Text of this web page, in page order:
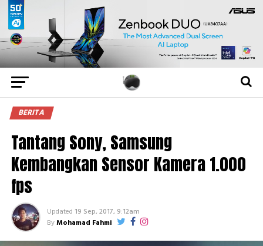
BERITA
Tantang Sony, Samsung
Kembangkan Sensor Kamera 1.000
fps
Updated 19 Sep, 2017, 9:12am
ByMohamad Fahmi